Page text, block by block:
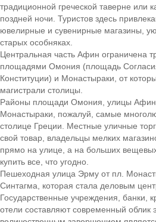
традиционной греческой таверне или
поздней ночи. Туристов здесь
ювелирные и сувенирные магазины,
старых особняках.
Центральная часть Афин ограничена
площадями Омония (площадь
Конституции) и Монастыраки, от
магистрали столицы.
Районы площади Омония, улицы
Монастыраки, пожалуй, самые
столице Греции. Местные уличные
свой товар, владельцы мелких
прямо на улице, а на больших
купить все, что угодно.
Пешеходная улица Эрму от пл.
Синтагма, которая стала деловым
Государственные учреждения,
отели составляют современный облик